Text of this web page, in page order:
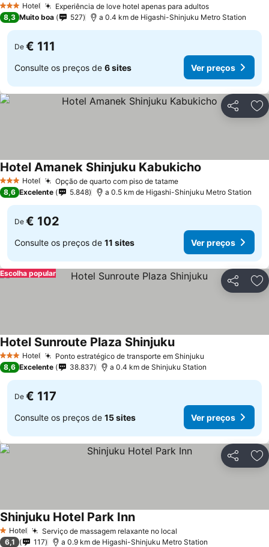
3 EstrelasHotel Experiência de love hotel apenas para adultosVer preços
8,3 Muito boa 527 a 0.4 km de Higashi-Shinjuku Metro Station
De € 111
Consulte os preços de 6 sites Ver preços
Partilhar
3 EstrelasHotel Opção de quarto com piso de tatameVer preços
Hotel Amanek Shinjuku Kabukicho
8,6 Excelente 5.848 a 0.5 km de Higashi-Shinjuku Metro Station
De € 102
Consulte os preços de 11 sites Ver preços
Partilhar
Escolha popular
3 EstrelasHotel Ponto estratégico de transporte em Shinjuku
Hotel Sunroute Plaza ShinjukuVer preços
8,6 Excelente 38.837 a 0.4 km de Shinjuku Station
De € 117
Consulte os preços de 15 sites Ver preços
Partilhar
1 Estrelas
Hotel Serviço de massagem relaxante no local
Shinjuku Hotel Park InnVer preços
6,1 117 a 0.9 km de Higashi-Shinjuku Metro Station